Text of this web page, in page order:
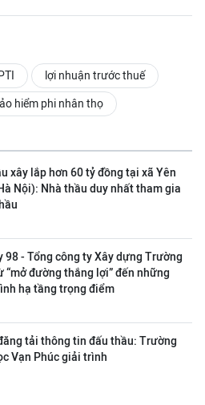
PTI lợi nhuận trước thuế
hiểm phi nhân thọ
xây lắp hơn 60 tỷ đồng tại xã Yên
Nội): Nhà thầu duy nhất tham gia
98 - Tổng công ty Xây dựng Trường
“mở đường thắng lợi” đến những
hạ tầng trọng điểm
tải thông tin đấu thầu: Trường
Vạn Phúc giải trình